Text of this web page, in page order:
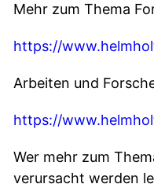
Mehr zum Thema
https://
Arbeiten und
https://
Wer mehr zum
verursacht werden